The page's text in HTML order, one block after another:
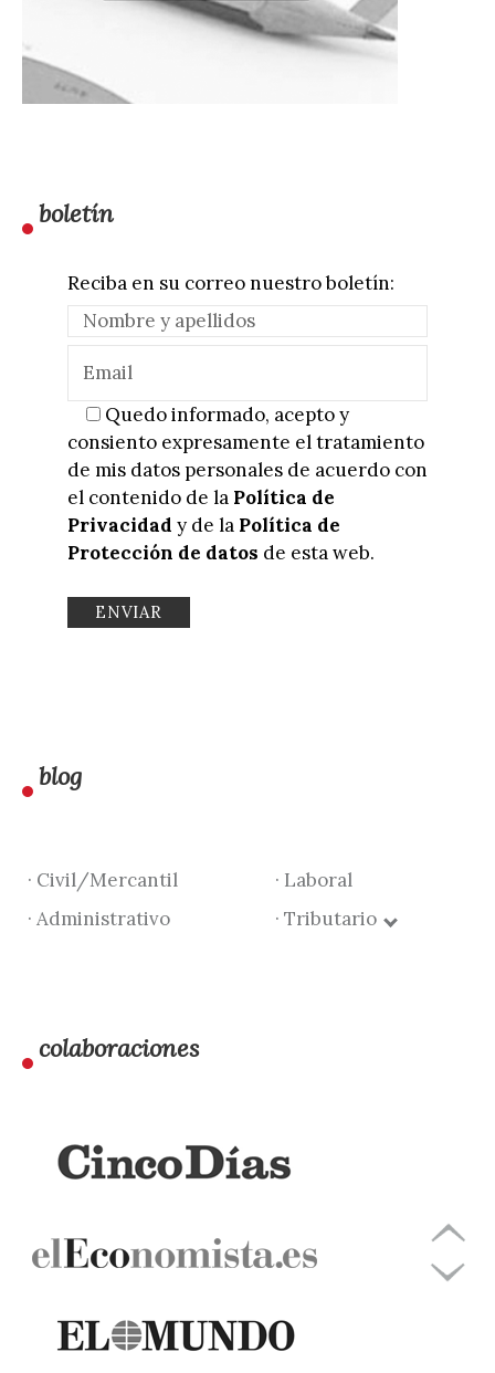
boletín
Reciba en su correo nuestro boletín:
Quedo informado, acepto y
consiento expresamente el tratamiento
de mis datos personales de acuerdo con
el contenido de la Política de
Privacidad y de la Política de
Protección de datos de esta web.
blog
· Civil/Mercantil
· Laboral
· Administrativo
· Tributario
colaboraciones